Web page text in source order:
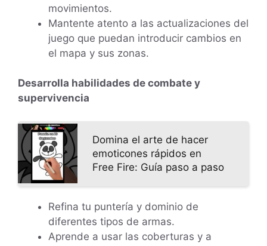
movimientos.
Mantente atento a las actualizaciones del
juego que puedan introducir cambios en
el mapa y sus zonas.
Desarrolla habilidades de combate y
supervivencia
Domina el arte de hacer
emoticones rápidos en
Free Fire: Guía paso a paso
Refina tu puntería y dominio de
diferentes tipos de armas.
Aprende a usar las coberturas y a